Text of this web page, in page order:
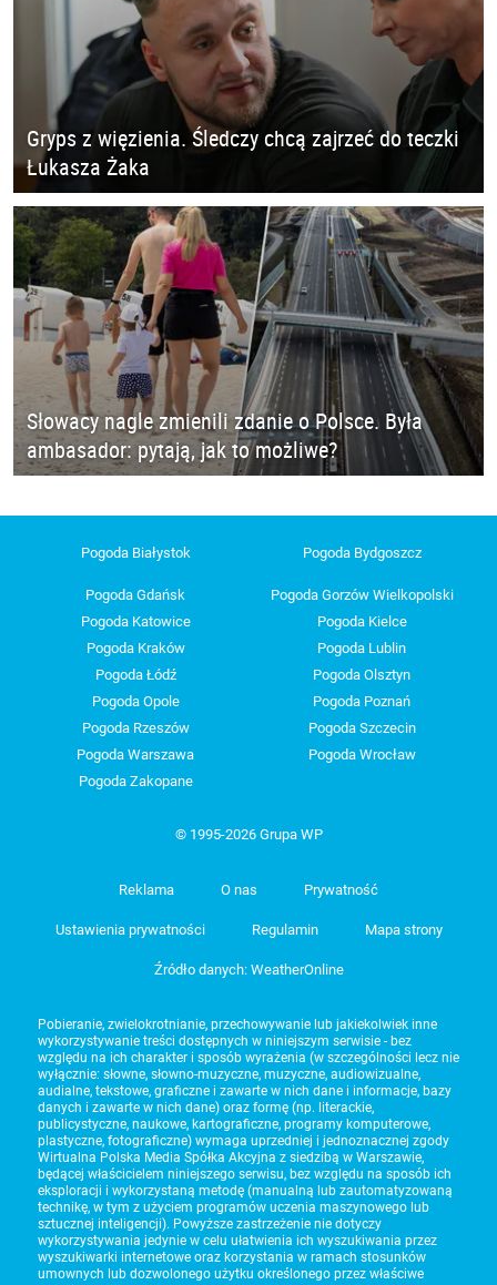
Gryps z więzienia. Śledczy chcą zajrzeć do teczki
Łukasza Żaka
Słowacy nagle zmienili zdanie o Polsce. Była
ambasador: pytają, jak to możliwe?
Pogoda Białystok Pogoda Bydgoszcz
Pogoda Gdańsk
Pogoda Gorzów Wielkopolski
Pogoda Katowice
Pogoda Kielce
Pogoda Kraków
Pogoda Lublin
Pogoda Łódź
Pogoda Olsztyn
Pogoda Opole
Pogoda Poznań
Pogoda Rzeszów
Pogoda Szczecin
Pogoda Warszawa
Pogoda Wrocław
Pogoda Zakopane
© 1995-2026 Grupa WP
Reklama O nas Prywatność
Ustawienia prywatności Regulamin Mapa strony
Źródło danych: WeatherOnline
Pobieranie, zwielokrotnianie, przechowywanie lub jakiekolwiek inne
wykorzystywanie treści dostępnych w niniejszym serwisie - bez
względu na ich charakter i sposób wyrażenia (w szczególności lecz nie
wyłącznie: słowne, słowno-muzyczne, muzyczne, audiowizualne,
audialne, tekstowe, graficzne i zawarte w nich dane i informacje, bazy
danych i zawarte w nich dane) oraz formę (np. literackie,
publicystyczne, naukowe, kartograficzne, programy komputerowe,
plastyczne, fotograficzne) wymaga uprzedniej i jednoznacznej zgody
Wirtualna Polska Media Spółka Akcyjna z siedzibą w Warszawie,
będącej właścicielem niniejszego serwisu, bez względu na sposób ich
eksploracji i wykorzystaną metodę (manualną lub zautomatyzowaną
technikę, w tym z użyciem programów uczenia maszynowego lub
sztucznej inteligencji). Powyższe zastrzeżenie nie dotyczy
wykorzystywania jedynie w celu ułatwienia ich wyszukiwania przez
wyszukiwarki internetowe oraz korzystania w ramach stosunków
umownych lub dozwolonego użytku określonego przez właściwe